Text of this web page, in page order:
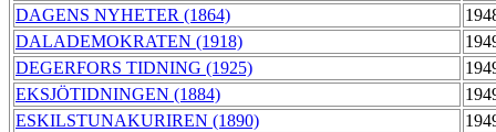
DAGENS NYHETER (1864)
DALADEMOKRATEN (1918)
DEGERFORS TIDNING (1925)
EKSJÖTIDNINGEN (1884)
ESKILSTUNAKURIREN (1890)